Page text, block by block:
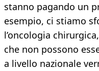
stanno pagando un
esempio, ci stiamo
l’oncologia
che non possono
a livello nazionale